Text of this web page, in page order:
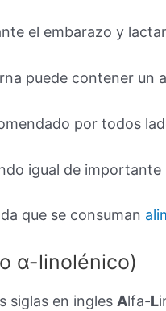
el embarazo y
puede contener un
por todos
igual de
que se consuman
α-linolénico)
siglas en inglesAlfa-L